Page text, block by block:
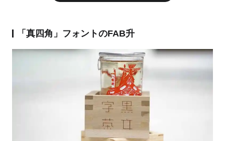
「真四角」フォントのFAB升